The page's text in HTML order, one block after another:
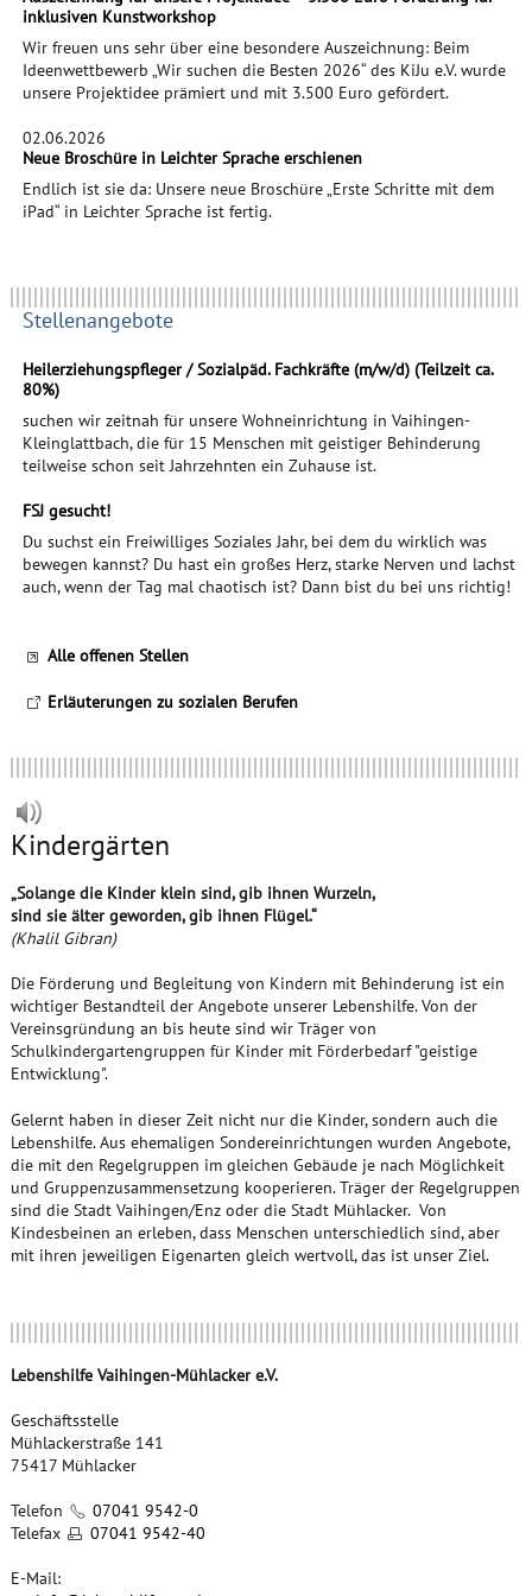
inklusiven Kunstworkshop
Wir freuen uns sehr über eine besondere Auszeichnung: Beim
Ideenwettbewerb „Wir suchen die Besten 2026“ des KiJu e.V. wurde
unsere Projektidee prämiert und mit 3.500 Euro gefördert.
02.06.2026
Neue Broschüre in Leichter Sprache erschienen
Endlich ist sie da: Unsere neue Broschüre „Erste Schritte mit dem
iPad“ in Leichter Sprache ist fertig.
Stellenangebote
Heilerziehungspfleger / Sozialpäd. Fachkräfte (m/w/d) (Teilzeit ca.
80%)
suchen wir zeitnah für unsere Wohneinrichtung in Vaihingen-
Kleinglattbach, die für 15 Menschen mit geistiger Behinderung
teilweise schon seit Jahrzehnten ein Zuhause ist.
FSJ gesucht!
Du suchst ein Freiwilliges Soziales Jahr, bei dem du wirklich was
bewegen kannst? Du hast ein großes Herz, starke Nerven und lachst
auch, wenn der Tag mal chaotisch ist? Dann bist du bei uns richtig!
Alle offenen Stellen
Erläuterungen zu sozialen Berufen
Kindergärten
„Solange die Kinder klein sind, gib ihnen Wurzeln,
sind sie älter geworden, gib ihnen Flügel.“
(Khalil Gibran)
Die Förderung und Begleitung von Kindern mit Behinderung ist ein
wichtiger Bestandteil der Angebote unserer Lebenshilfe. Von der
Vereinsgründung an bis heute sind wir Träger von
Schulkindergartengruppen für Kinder mit Förderbedarf "geistige
Entwicklung".
Gelernt haben in dieser Zeit nicht nur die Kinder, sondern auch die
Lebenshilfe. Aus ehemaligen Sondereinrichtungen wurden Angebote,
die mit den Regelgruppen im gleichen Gebäude je nach Möglichkeit
und Gruppenzusammensetzung kooperieren. Träger der Regelgruppen
sind die Stadt Vaihingen/Enz oder die Stadt Mühlacker. Von
Kindesbeinen an erleben, dass Menschen unterschiedlich sind, aber
mit ihren jeweiligen Eigenarten gleich wertvoll, das ist unser Ziel.
Lebenshilfe Vaihingen-Mühlacker e.V.
Geschäftsstelle
Mühlackerstraße 141
75417 Mühlacker
Telefon
07041 9542-0
Telefax
07041 9542-40
E-Mail: